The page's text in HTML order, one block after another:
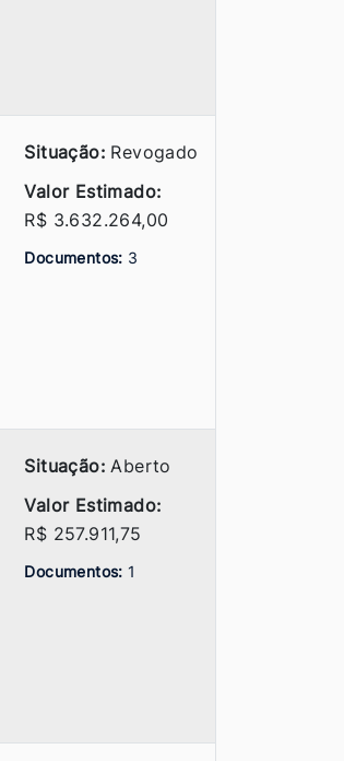
Situação: Revogado
Valor Estimado:
R$ 3.632.264,00
Documentos: 3
Situação:Aberto
Valor Estimado:
R$ 257.911,75
Documentos:1